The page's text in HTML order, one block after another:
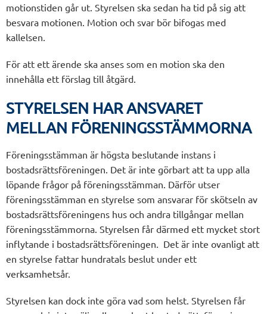
motionstiden går ut. Styrelsen ska sedan ha tid på sig att
besvara motionen. Motion och svar bör bifogas med
kallelsen.
För att ett ärende ska anses som en motion ska den
innehålla ett förslag till åtgärd.
STYRELSEN HAR ANSVARET
MELLAN FÖRENINGSSTÄMMORNA
Föreningsstämman är högsta beslutande instans i
bostadsrättsföreningen. Det är inte görbart att ta upp alla
löpande frågor på föreningsstämman. Därför utser
föreningsstämman en styrelse som ansvarar för skötseln av
bostadsrättsföreningens hus och andra tillgångar mellan
föreningsstämmorna. Styrelsen får därmed ett mycket stort
inflytande i bostadsrättsföreningen. Det är inte ovanligt att
en styrelse fattar hundratals beslut under ett
verksamhetsår.
Styrelsen kan dock inte göra vad som helst. Styrelsen får